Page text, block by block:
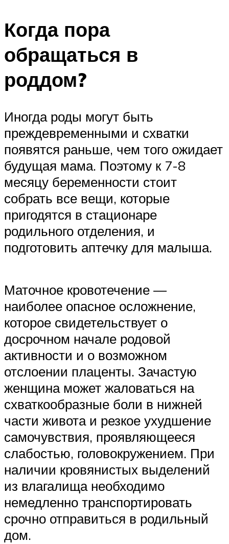
Когда пора
обращаться в
роддом?
Иногда роды могут быть
преждевременными и схватки
появятся раньше, чем того ожидает
будущая мама. Поэтому к 7-8
месяцу беременности стоит
собрать все вещи, которые
пригодятся в стационаре
родильного отделения, и
подготовить аптечку для малыша.
Маточное кровотечение —
наиболее опасное осложнение,
которое свидетельствует о
досрочном начале родовой
активности и о возможном
отслоении плаценты. Зачастую
женщина может жаловаться на
схваткообразные боли в нижней
части живота и резкое ухудшение
самочувствия, проявляющееся
слабостью, головокружением. При
наличии кровянистых выделений
из влагалища необходимо
немедленно транспортировать
срочно отправиться в родильный
дом.